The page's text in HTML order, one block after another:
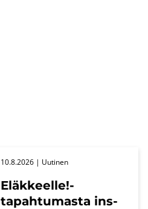
Eläk­keel­le!-​
tapahtumasta ins­
10.8.2026 | Uu­ti­nen